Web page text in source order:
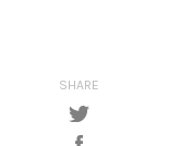
SHARE